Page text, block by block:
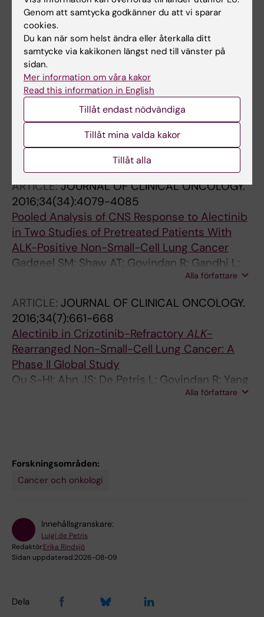
material from Sweden
Tendler S; Grozman V; Lewensohn R; Tsakonas
G; Viktorsson K; De Petris L
Alla författare
ARTICLE: ACTA ONCOLOGICA.
238
Prognostic factors affecting survival after
whole brain radiotherapy in patients with
brain metastasized lung cancer
Tsakonas G; Hellman F; Gubanski M; Friesland
S; Tendler S; Lewensohn R; Ekman S; de Petris
ARTICLE:JOURNAL OF CLINICAL ONCOLOGY.
2016;34(34):4079-4085
Pooled Analysis of CNS Response to Alectinib
in Two Studies of Pretreated Patients With
ALK-Positive Non-Small-Cell Lung Cancer
Gadgeel SM; Shaw AT; Govindan R; Gandhi L;
Socinski MA; Camidge DR; De Petris L; Kim D-
M; Crino L; De Pas T; Dansin E; Tessmer A;
Yang JC-H; Han J-Y; Bordogna W; Golding S;
Zeaiter A; Ou S-HI
Alla författare
ARTICLE: JOURNAL OF CLINICAL ONCOLOGY.
2016;34(7):661-668
Alectinib in Crizotinib-Refractory ALK-
Rearranged Non-Small-Cell Lung Cancer: A
Phase II Global Study
Ou S-HI; Ahn JS; De Petris L; Govindan R; Yang
JC-H; Hughes B; Lena H; Moro-Sibilot D; Bearz
Alla författare
Forskningsområden:
Cancer och onkologi
Innehållsgranskare:
Luigi de Petris
Redaktör:Erika Rindsjö
Sidan uppdaterad:2026-08-09
Dela
Genom att samtycka godkänner du att vi sparar
cookies.
Du kan när som helst ändra eller återkalla ditt
samtycke via kakikonen längst ned till vänster på
sidan.
Mer information om våra kakor
Read this information in English
Tillåt endast nödvändiga
Tillåt mina valda kakor
Tillåt alla